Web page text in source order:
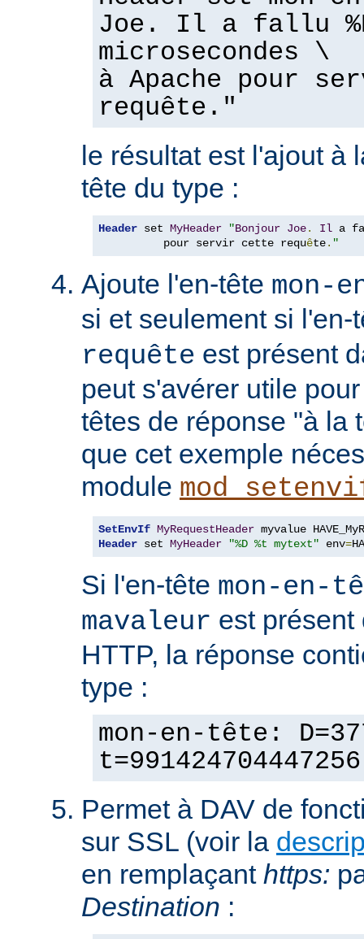
Joe. Il a fallu
microsecondes \
à Apache pour
requête."
le résultat est l'ajout à
tête du type :
Header set MyHeader "Bonjour Joe. Il a
          pour servir cette requ
ête. "
Ajoute l'en-tête mon-
si et seulement si
requête est présent
peut s'avérer utile
têtes de réponse "à la
que cet exemple
module
SetEnvIf MyRequestHeader
Header set MyHeader "%D %t mytext" env=
Si l'en-tête mon-en-
mavaleur est présent
HTTP, la réponse
type :
mon-en-tête:
Permet à DAV de
sur SSL (voir la
en remplaçant https:
Destination :